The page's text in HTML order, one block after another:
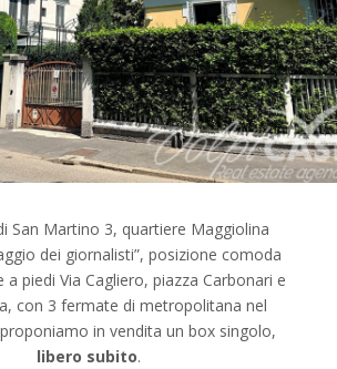
San Martino 3, quartiere Maggiolina
dei giornalisti”, posizione comoda
a piedi Via Cagliero, piazza Carbonari e
con 3 fermate di metropolitana nel
in vendita un box singolo,
libero subito.